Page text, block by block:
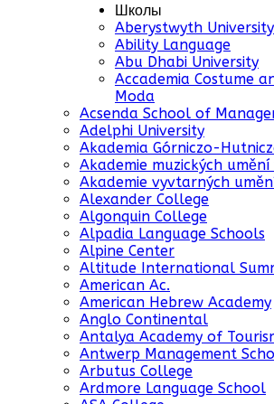
Школы
Aberystwyth University
Ability Language
Abu Dhabi University
Accademia Costume
Moda
Acsenda School of
Adelphi University
Akademia Górniczo-
Akademie muzických
Akademie vyvtarných
Alexander College
Algonquin College
Alpadia Language Schools
Alpine Center
Altitude International
American Ac.
American Hebrew Academy
Anglo Continental
Antalya Academy of
Antwerp Management
Arbutus College
Ardmore Language School